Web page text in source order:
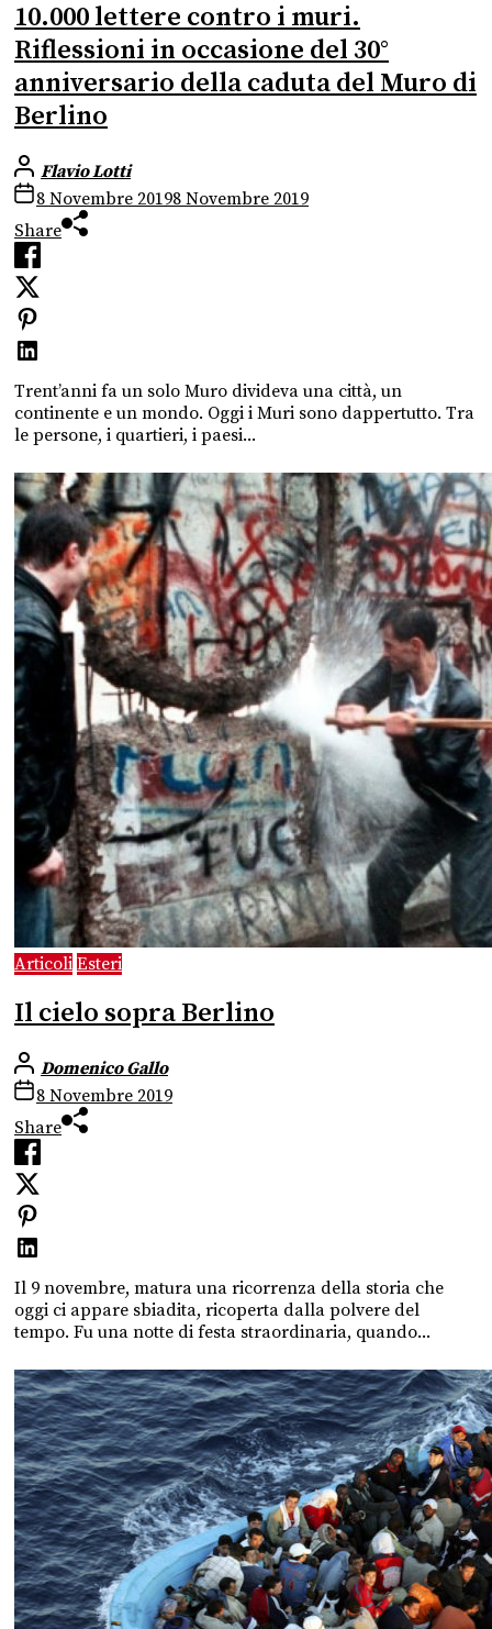
10.000 lettere contro i muri.
Riflessioni in occasione del 30°
anniversario della caduta del Muro di
Berlino
Flavio Lotti
8 Novembre 20198 Novembre 2019
Share
Trent’anni fa un solo Muro divideva una città, un
continente e un mondo. Oggi i Muri sono dappertutto. Tra
le persone, i quartieri, i paesi...
Articoli Esteri
Il cielo sopra Berlino
Domenico Gallo
8 Novembre 2019
Share
Il 9 novembre, matura una ricorrenza della storia che
oggi ci appare sbiadita, ricoperta dalla polvere del
tempo. Fu una notte di festa straordinaria, quando...